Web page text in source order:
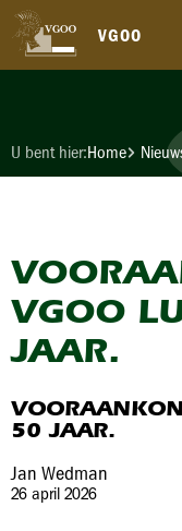
VGOO
U bent hier:Home
VGOO
JAAR.
50 JAAR.
Jan Wedman
26 april 2026